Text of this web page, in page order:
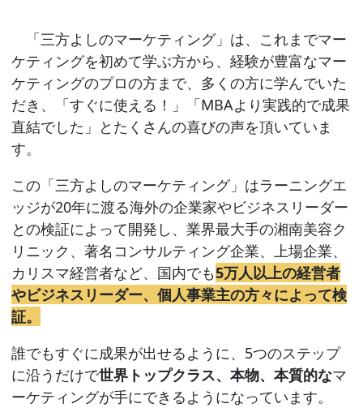
「三方よしのマーケティング」は、これまでマー
ケティングを初めて学ぶ方から、経験が豊富なマー
ケティングのプロの方まで、多くの方に学んでいた
だき、「すぐに使える！」「MBAより実践的で成果
直結でした」とたくさんの喜びの声を頂いていま
す。
この「三方よしのマーケティング」はラーニングエ
ッジが20年に渡る海外の企業家やビジネスリーダー
との検証によって開発し、業界最大手の湘南美容ク
リニック、著名コンサルティング企業、上場企業、
カリスマ経営者など、国内でも5万人以上の経営者
やビジネスリーダー、個人事業主の方々によって検
証。
誰でもすぐに成果が出せるように、5つのステップ
に沿うだけで世界トップクラス、本物、本質的なマ
ーケティングが手にできるようになっています。